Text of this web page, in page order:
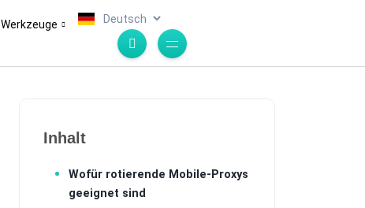
Werkzeuge
Inhalt
Wofür rotierende Mobile-Proxys
geeignet sind